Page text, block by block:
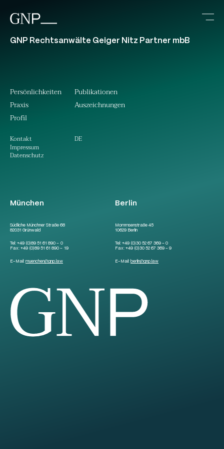
GNP Rechtsanwälte Geiger Nitz Partner mbB
München
Südliche Münchner Straße 68
82031 Grünwald
Tel:+49 (0)89 51 61 890 – 0
Fax:+49 (0)89 51 61 890 – 19
E-Mail:muenchen@gnp.law
Berlin
Mommsenstraße 45
10629 Berlin
Tel: +49 (0)30 52 67 369 – 0
Fax: +49 (0)30 52 67 369 – 9
E-Mail: berlin@gnp.law
Persönlichkeiten
Praxis
Profil
Kontakt
Impressum
Datenschutz
Publikationen
Auszeichnungen
DE